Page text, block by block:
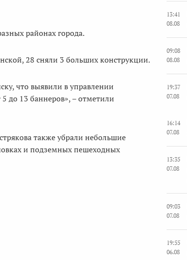
районах города.
28 сняли 3 больших конструкции.
что выявили в управлении
до 13 баннеров», – отметили
также убрали небольшие
и подземных пешеходных
13:41
08.08
09:08
08.08
19:37
07.08
16:14
07.08
13:35
07.08
09:03
07.08
19:55
06.08